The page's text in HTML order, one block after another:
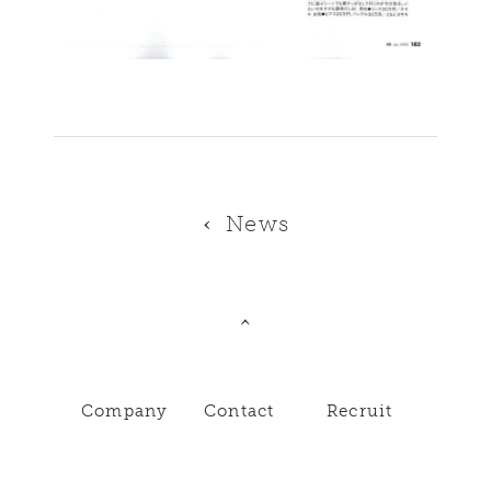
News
Company Contact Recruit